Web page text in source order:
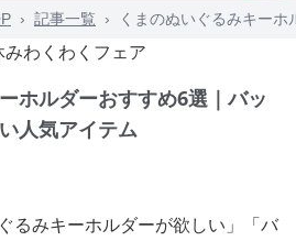
› 記事一覧 › くまのぬいぐるみキー
ホルダーおすすめ6選｜バッ
人気アイテム
るみキーホルダーが欲しい」「バ